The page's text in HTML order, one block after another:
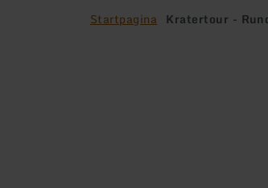
Startpagina Kratertour -